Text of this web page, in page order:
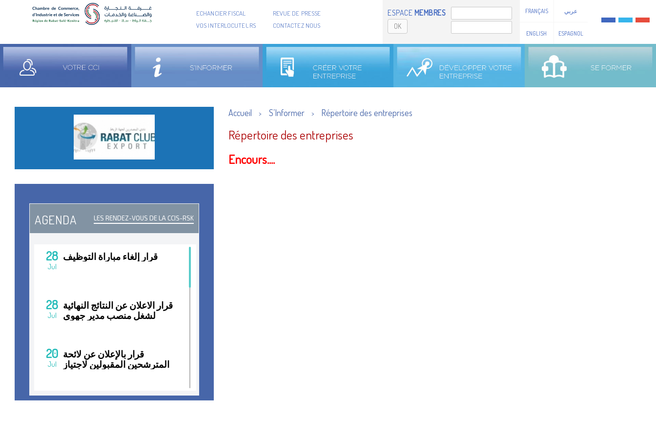
ECHANCIER FISCAL
REVUE DE PRESSE
VOS INTERLOCUTEURS
CONTACTEZ NOUS
ESPACE MEMBRES
OK
FRANÇAIS عربي
ENGLISH ESPAGNOL
AGENDA LES RENDEZ-VOUS DE LA CCIS-RSK
28
Jul
قرار إلغاء مباراة التوظيف
28
Jul
قرار الاعلان عن النتائج النهائية
لشغل منصب مدير جهوي
20
Jul
قرار بالإعلان عن لائحة
المترشحين المقبولين لاجتياز
15 قرار فتح مباراة التوظيف
Accueil > S’Informer > Répertoire des entreprises
Répertoire des entreprises
Encours....